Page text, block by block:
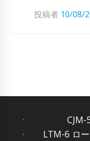
投稿者 10/08/
CJM-
LTM-6 ロ